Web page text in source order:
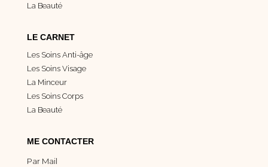
La Beauté
LE CARNET
Les Soins Anti-âge
Les Soins Visage
La Minceur
Les Soins Corps
La Beauté
ME CONTACTER
Par Mail